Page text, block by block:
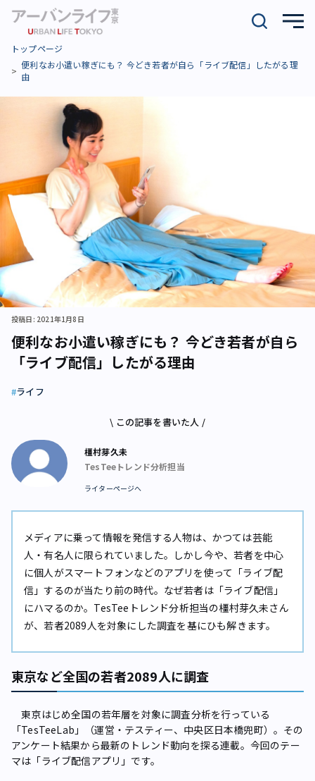
トップページ
便利なお小遣い稼ぎにも？ 今どき若者が自ら「ライブ配信」したがる理
由
便利なお小遣い稼ぎにも？ 今どき若者が自ら
「ライブ配信」したがる理由
投稿日: 2021年1月8日
ライフ
\ この記事を書いた人 /
橿村芽久未
TesTeeトレンド分析担当
ライターページへ
メディアに乗って情報を発信する人物は、かつては芸能
人・有名人に限られていました。しかし今や、若者を中心
に個人がスマートフォンなどのアプリを使って「ライブ配
信」するのが当たり前の時代。なぜ若者は「ライブ配信」
にハマるのか。TesTeeトレンド分析担当の橿村芽久未さん
が、若者2089人を対象にした調査を基にひも解きます。
東京など全国の若者2089人に調査
東京はじめ全国の若年層を対象に調査分析を行っている
「TesTeeLab」（運営・テスティー、中央区日本橋兜町）。その
アンケート結果から最新のトレンド動向を探る連載。今回のテー
マは「ライブ配信アプリ」です。